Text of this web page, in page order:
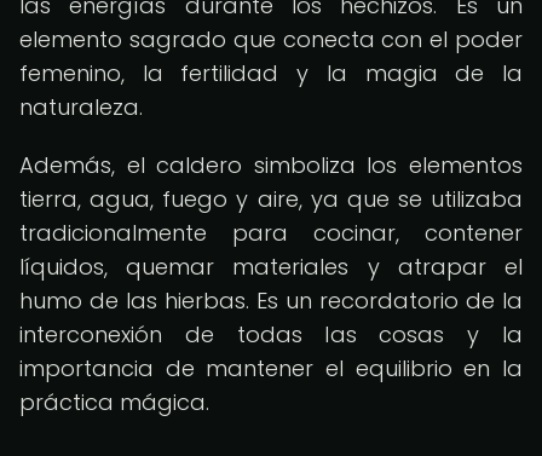
elemento sagrado que conecta con el poder
femenino, la fertilidad y la magia de la
naturaleza.
Además, el caldero simboliza los elementos
tierra, agua, fuego y aire, ya que se utilizaba
tradicionalmente para cocinar, contener
líquidos, quemar materiales y atrapar el
humo de las hierbas. Es un recordatorio de la
interconexión de todas las cosas y la
importancia de mantener el equilibrio en la
práctica mágica.